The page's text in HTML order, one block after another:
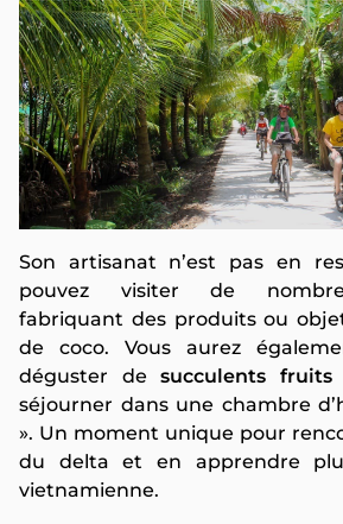
Son artisanat n’est pas en
pouvez visiter de
fabriquant des produits ou
de coco. Vous aurez
déguster desucculents fruits
séjourner dans une chambre
». Un moment unique pour
du delta et en apprendre
vietnamienne.